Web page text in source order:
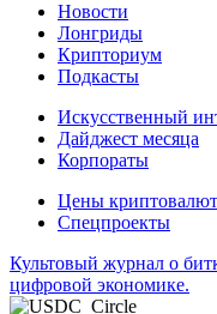
Новости
Лонгриды
Крипториум
Подкасты
Искусственный
Дайджест месяца
Корпораты
Цены криптовалют
Спецпроекты
Культовый журнал о
цифровой экономике.